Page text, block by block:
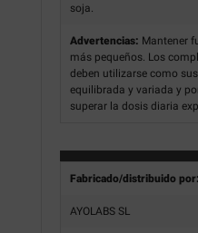
soja.
Advertencias: Mantener
más pequeños. Los
deben utilizarse como
equilibrada y variada y
superar la dosis diaria
Fabricado/distribuido por:
AYOLABS SL